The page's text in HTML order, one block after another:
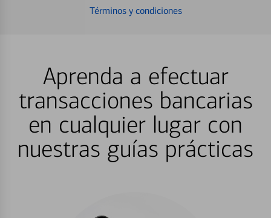
Términos y condiciones
Aprenda a efectuar
transacciones bancarias
en cualquier lugar con
nuestras guías prácticas